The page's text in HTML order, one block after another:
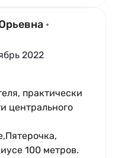
·
2022
практически
центрального
100 метров.